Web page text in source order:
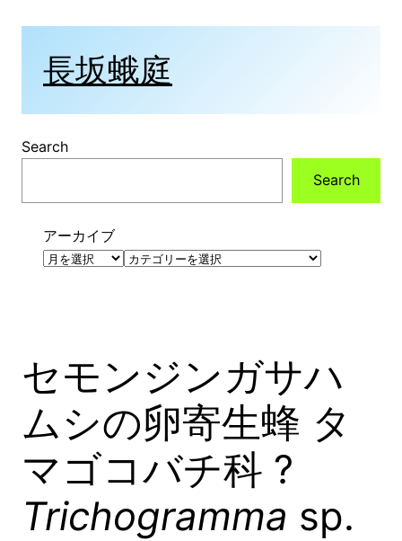
長坂蛾庭
Search
Search
アーカイブ
カ
セモンジンガサハ
ムシの卵寄生蜂 タ
マゴコバチ科 ?
Trichogramma sp.